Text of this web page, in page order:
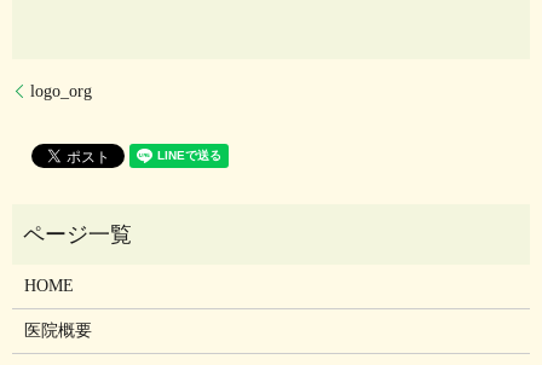
logo_org
HOME
医院概要